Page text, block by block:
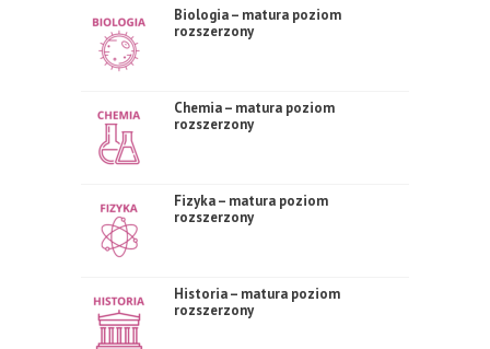
Biologia – matura poziom
rozszerzony
Chemia – matura poziom
rozszerzony
Fizyka – matura poziom
rozszerzony
Historia – matura poziom
rozszerzony